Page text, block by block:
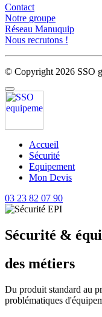
Contact
Notre groupe
Réseau Manuquip
Nous recrutons !
© Copyright 2026 SSO
Accueil
Sécurité
Equipement
Mon Devis
03 23 82 07 90
Sécurité &
des métiers
Du produit standard au
problématiques